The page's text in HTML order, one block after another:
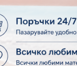
рамки